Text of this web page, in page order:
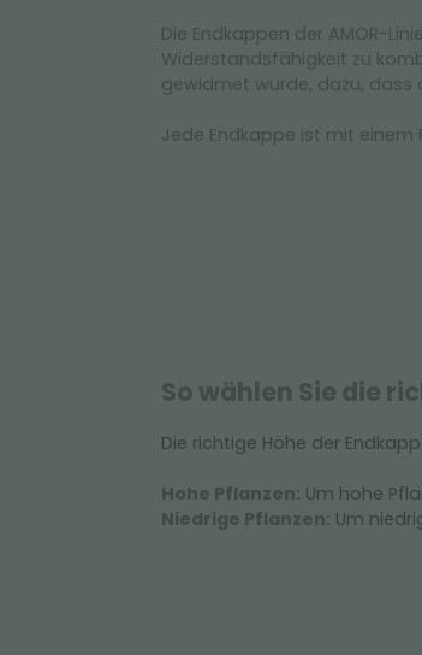
Die Endkappen der AMOR-
Widerstandsfähigkeit zu
gewidmet wurde, dazu, dass
Jede Endkappe ist mit
So wählen Sie die
Die richtige Höhe der
Hohe Pflanzen: Um hohe
Niedrige Pflanzen: Um